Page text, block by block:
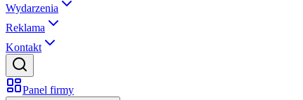
Wydarzenia
Reklama
Kontakt
Panel firmy